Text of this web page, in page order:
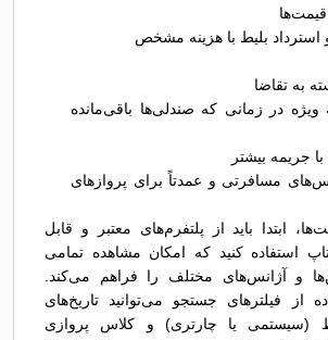
و استرداد بلیط با هزینه مشخص
به تقاضا
ویژه در زمانی که صندلی‌ها باقی‌مانده
جریمه بیشتر
مسافرتی و عمدتاً برای پروازهای
ابتدا باید از پلتفرم‌های معتبر و قابل
استفاده کنید که امکان مشاهده تمامی
و آژانس‌های مختلف را فراهم می‌کند.
از فیلترهای جستجو می‌توانید تاریخ‌های
(سیستمی یا چارتری) و کلاس پروازی